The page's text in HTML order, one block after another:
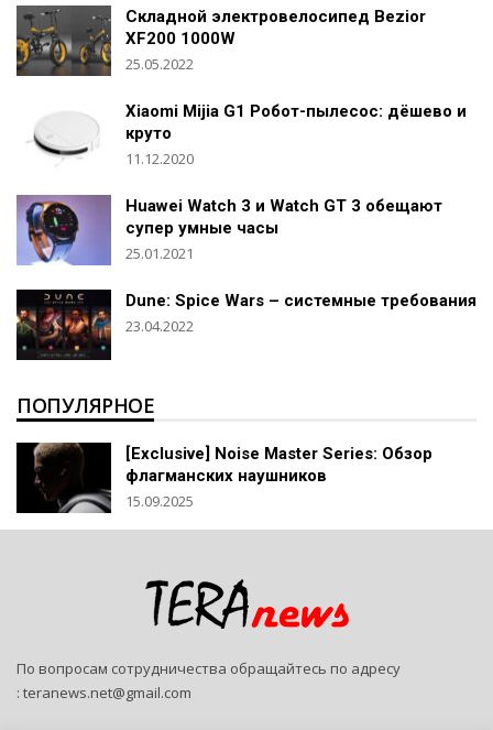
Складной электровелосипед Bezior
XF200 1000W
25.05.2022
Xiaomi Mijia G1 Робот-пылесос: дёшево и
круто
11.12.2020
Huawei Watch 3 и Watch GT 3 обещают
супер умные часы
25.01.2021
Dune: Spice Wars – системные требования
23.04.2022
ПОПУЛЯРНОЕ
[Exclusive] Noise Master Series: Обзор
флагманских наушников
15.09.2025
По вопросам сотрудничества обращайтесь по адресу
: teranews.net@gmail.com